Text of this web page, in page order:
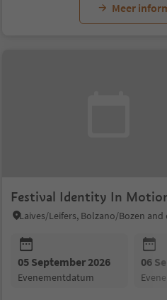
Meer
07 September 2026
Festival Identity In
Laives/Leifers, Bolzano/Bozen and
05 September 2026
evenementdatum
06